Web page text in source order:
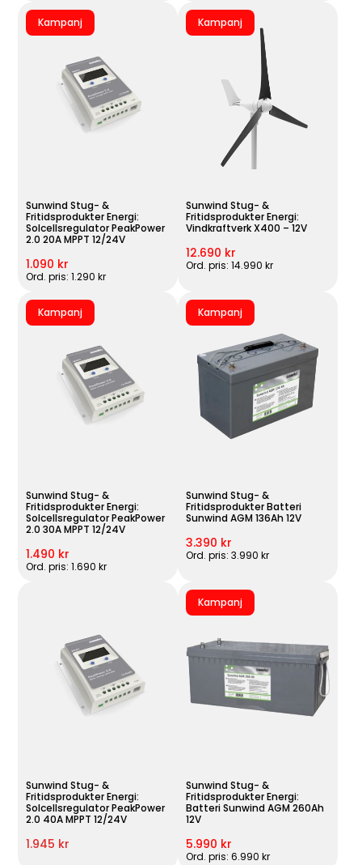
Kampanj
Sunwind Stug- &
Fritidsprodukter Energi:
Solcellsregulator PeakPower
2.0 20A MPPT 12/24V
1.090 kr
Ord. pris: 1.290 kr
Kampanj
Sunwind Stug- &
Fritidsprodukter Energi:
Vindkraftverk X400 – 12V
12.690 kr
Ord. pris: 14.990 kr
Kampanj
Sunwind Stug- &
Fritidsprodukter Energi:
Solcellsregulator PeakPower
2.0 30A MPPT 12/24V
1.490 kr
Ord. pris: 1.690 kr
Kampanj
Sunwind Stug- &
Fritidsprodukter Batteri
Sunwind AGM 136Ah 12V
3.390 kr
Ord. pris: 3.990 kr
Sunwind Stug- &
Fritidsprodukter Energi:
Solcellsregulator PeakPower
2.0 40A MPPT 12/24V
1.945 kr
Kampanj
Sunwind Stug- &
Fritidsprodukter Energi:
Batteri Sunwind AGM 260Ah
12V
5.990 kr
Ord. pris: 6.990 kr